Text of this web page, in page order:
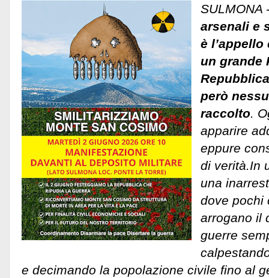
SULMONA
arsenali e
è
un grande
però
raccolto.
apparire
eppure
di verità.In
una
dove pochi
arrogano il
guerre
e decimando la popolazione civile fino al